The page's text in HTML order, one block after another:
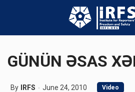
GÜNÜN ƏSAS
By IRFS June 24, 2010 Video